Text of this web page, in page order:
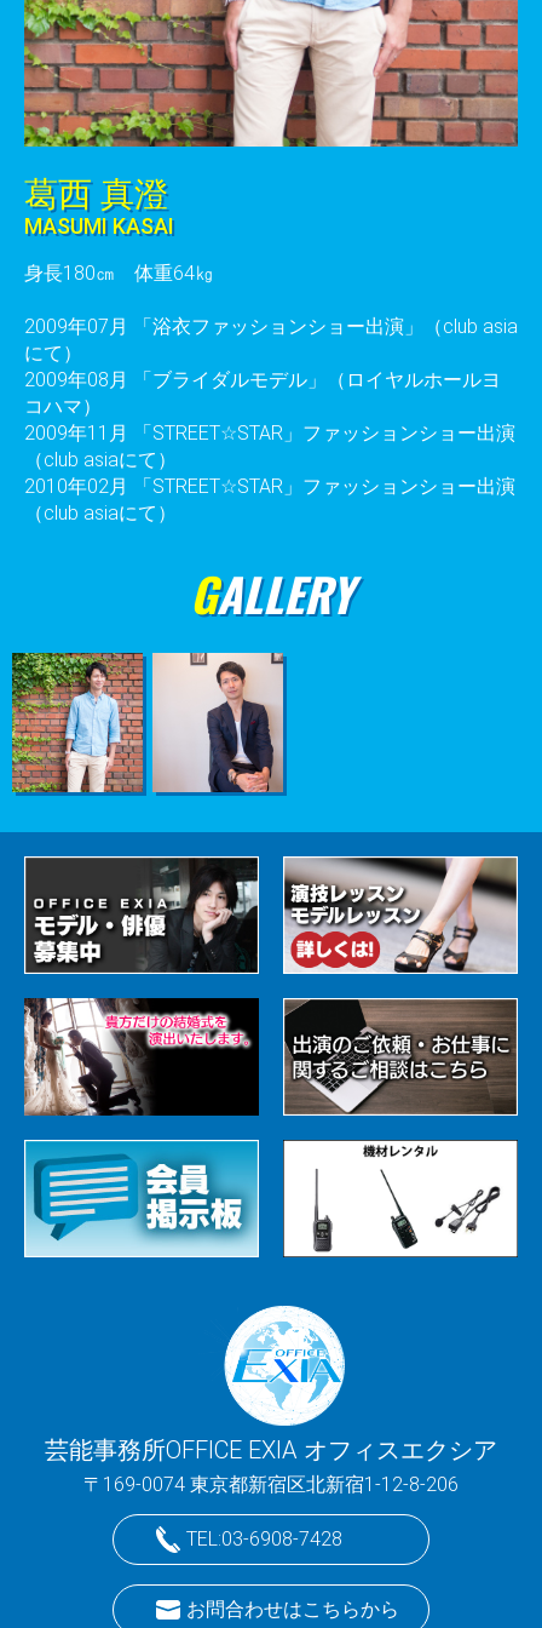
葛西 真澄
MASUMI KASAI
身長180㎝ 体重64㎏
2009年07月 「浴衣ファッションショー出演」（club asia
にて）
2009年08月 「ブライダルモデル」（ロイヤルホールヨ
コハマ）
2009年11月 「STREET☆STAR」ファッションショー出演
（club asiaにて）
2010年02月 「STREET☆STAR」ファッションショー出演
（club asiaにて）
GALLERY
芸能事務所OFFICE EXIA オフィスエクシア
〒169-0074 東京都新宿区北新宿1-12-8-206
TEL:03-6908-7428
お問合わせはこちらから